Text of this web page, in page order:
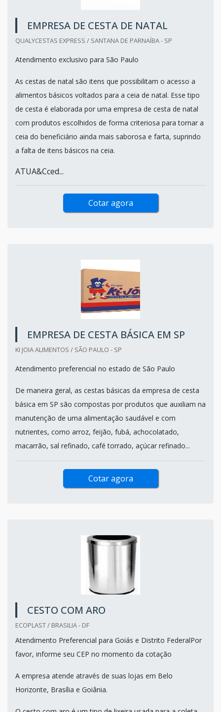
EMPRESA DE CESTA DE NATAL
QUALYCESTAS EXPRESS / SANTANA DE PARNAÍBA - SP
Atendimento exclusivo para São Paulo
As cestas de natal são itens que possibilitam o acesso a
alimentos básicos voltados para a ceia de natal. Esse tipo
de cesta é elaborada por uma empresa de cesta de natal
com produtos escolhidos de forma criteriosa para tornar a
ceia do beneficiário ainda mais saborosa e farta, suprindo
a falta de itens básicos na ceia.
ATUA&Cced...
Cotar agora
EMPRESA DE CESTA BÁSICA EM SP
KI JOIA ALIMENTOS / SÃO PAULO - SP
Atendimento preferencial no estado de São Paulo
De maneira geral, as cestas básicas da empresa de cesta
básica em SP são compostas por produtos que auxiliam na
manutenção de uma alimentação saudável e com
nutrientes, como arroz, feijão, fubá, achocolatado,
macarrão, sal refinado, café torrado, açúcar refinado...
Cotar agora
CESTO COM ARO
ECOPLAST / BRASILIA - DF
Atendimento Preferencial para Goiás e Distrito FederalPor
favor, informe seu CEP no momento da cotação
A empresa atende através de suas lojas em Belo
Horizonte, Brasília e Goiânia.